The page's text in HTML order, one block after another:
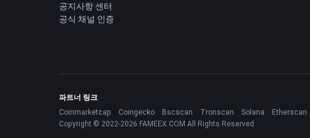
공지사항 센터
공식 채널 인증
파트너 링크
Coinmarketcap
Coingecko Bscscan Tronscan Solana Etherscan
Copyright © 2022-2026 FAMEEX.COM All Rights Reserved